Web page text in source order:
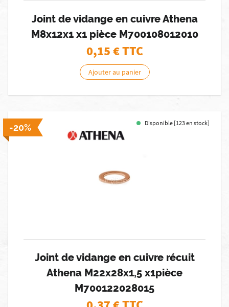
Joint de vidange en cuivre Athena
M8x12x1 x1 pièce M700108012010
0,15€ TTC
Ajouter au panier
-20% Disponible [123 en stock]
Joint de vidange en cuivre récuit
Athena M22x28x1,5 x1pièce
M700122028015